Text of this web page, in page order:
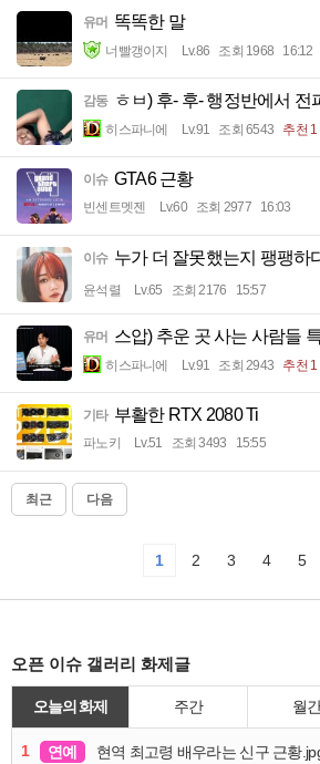
유머 똑똑한 말
너빨갱이지 Lv.86 조회 1968 16:12
감동 ㅎㅂ) 후- 후- 행정반에서 전
히스파니에 Lv.91 조회 6543 추천 1
이슈 GTA6 근황
빈센트멧젠 Lv.60 조회 2977 16:03
이슈 누가 더 잘못했는지 팽팽하
윤석렬 Lv.65 조회 2176 15:57
유머 스압) 추운 곳 사는 사람들
히스파니에 Lv.91 조회 2943 추천 1
기타 부활한 RTX 2080 Ti
파노키 Lv.51 조회 3493 15:55
최근 다음
1 2 3 4 5
오픈 이슈 갤러리 화제글
오늘의 화제 주간 월간
1 연예 현역 최고령 배우라는 신구 근황